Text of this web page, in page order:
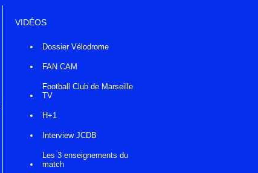
VIDÉOS
Dossier Vélodrome
FAN CAM
Football Club de Marseille
TV
H+1
Interview JCDB
Les 3 enseignements du
match